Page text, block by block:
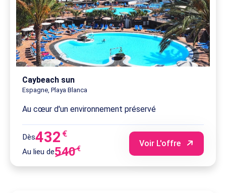
Caybeach sun
Espagne, Playa Blanca
Au cœur d'un environnement préservé
Dès432 €
Au lieu de540€
Voir L'offre